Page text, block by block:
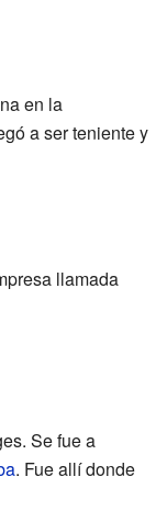
en la
a ser teniente y
llamada
Se fue a
. Fue allí donde